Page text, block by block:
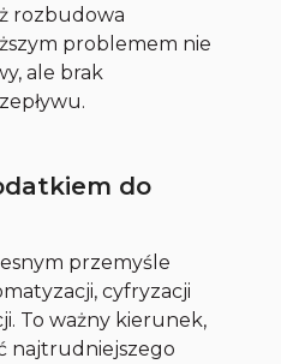
rozbudowa
problemem nie
ale brak
do
przemyśle
cyfryzacji
To ważny kierunek,
najtrudniejszego